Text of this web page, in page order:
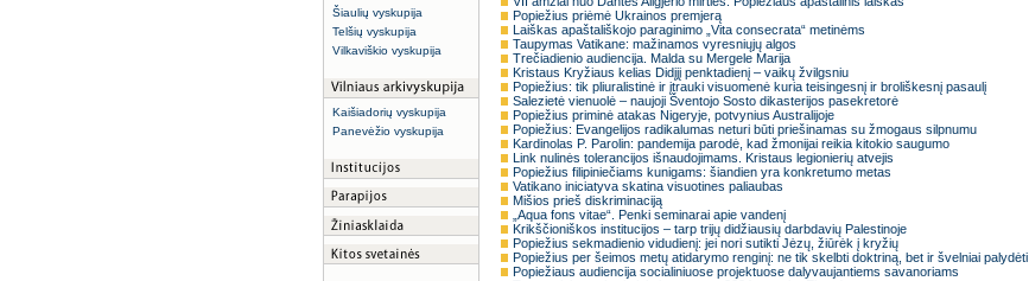
Šiaulių vyskupija
Telšių vyskupija
Vilkaviškio vyskupija
Kaišiadorių vyskupija
Panevėžio vyskupija
Popiežius priėmė Ukrainos premjerą
Laiškas apaštališkojo paraginimo „Vita consecrata“ metinėms
Taupymas Vatikane: mažinamos vyresniųjų algos
Trečiadienio audiencija. Malda su Mergele Marija
Kristaus Kryžiaus kelias Didįjį penktadienį – vaikų žvilgsniu
Popiežius: tik pliuralistinė ir įtrauki visuomenė kuria teisingesnį ir broliškesnį pasaulį
Salezietė vienuolė – naujoji Šventojo Sosto dikasterijos pasekretorė
Popiežius priminė atakas Nigeryje, potvynius Australijoje
Popiežius: Evangelijos radikalumas neturi būti priešinamas su žmogaus silpnumu
Kardinolas P. Parolin: pandemija parodė, kad žmonijai reikia kitokio saugumo
Link nulinės tolerancijos išnaudojimams. Kristaus legionierių atvejis
Popiežius filipiniečiams kunigams: šiandien yra konkretumo metas
Vatikano iniciatyva skatina visuotines paliaubas
Mišios prieš diskriminaciją
„Aqua fons vitae“. Penki seminarai apie vandenį
Krikščioniškos institucijos – tarp trijų didžiausių darbdavių Palestinoje
Popiežius sekmadienio vidudienį: jei nori sutikti Jėzų, žiūrėk į kryžių
Popiežius per šeimos metų atidarymo renginį: ne tik skelbti doktriną, bet ir švelniai palydėti
Popiežiaus audiencija socialiniuose projektuose dalyvaujantiems savanoriams